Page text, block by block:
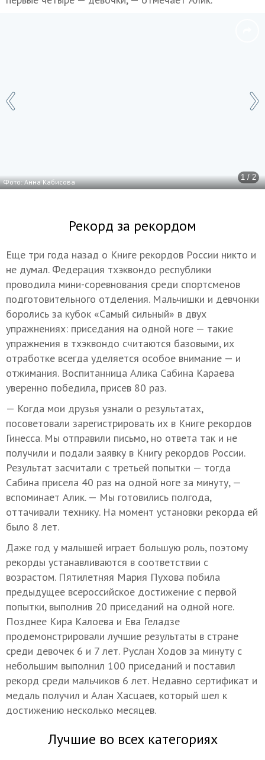
1 / 2
Фото: Анна Кабисова
Рекорд за рекордом
Еще три года назад о Книге рекордов России никто и
не думал. Федерация тхэквондо республики
проводила мини-соревнования среди спортсменов
подготовительного отделения. Мальчишки и девчонки
боролись за кубок «Самый сильный» в двух
упражнениях: приседания на одной ноге — такие
упражнения в тхэквондо считаются базовыми, их
отработке всегда уделяется особое внимание — и
отжимания. Воспитанница Алика Сабина Караева
уверенно победила, присев 80 раз.
— Когда мои друзья узнали о результатах,
посоветовали зарегистрировать их в Книге рекордов
Гинесса. Мы отправили письмо, но ответа так и не
получили и подали заявку в Книгу рекордов России.
Результат засчитали с третьей попытки — тогда
Сабина присела 40 раз на одной ноге за минуту, —
вспоминает Алик. — Мы готовились полгода,
оттачивали технику. На момент установки рекорда ей
было 8 лет.
Даже год у малышей играет большую роль, поэтому
рекорды устанавливаются в соответствии с
возрастом. Пятилетняя Мария Пухова побила
предыдущее всероссийское достижение с первой
попытки, выполнив 20 приседаний на одной ноге.
Позднее Кира Калоева и Ева Геладзе
продемонстрировали лучшие результаты в стране
среди девочек 6 и 7 лет. Руслан Ходов за минуту с
небольшим выполнил 100 приседаний и поставил
рекорд среди мальчиков 6 лет. Недавно сертификат и
медаль получил и Алан Хасцаев, который шел к
достижению несколько месяцев.
Лучшие во всех категориях